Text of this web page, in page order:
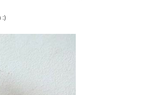
:)